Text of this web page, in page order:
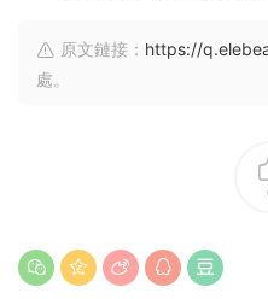
原文鏈接： https://
處。